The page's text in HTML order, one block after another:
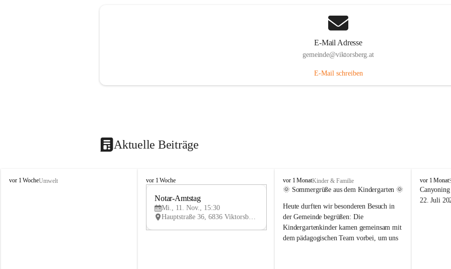
E-Mail Adresse
gemeinde@viktorsberg.at
E-Mail schreiben
Aktuelle Beiträge
V
vor 1 WocheUmwelt
V
vor 1 Woche
V
Notar-Amtstag
Mi., 11. Nov., 15:30
Hauptstraße 36, 6836 Viktorsberg, AUT
V
i
t
o
r
s
vor 1 MonatKinder & Familie
🌞 Sommergrüße aus dem Kindergarten 🌞
Heute durften wir besonderen Besuch in
der Gemeinde begrüßen: Die
Kindergartenkinder kamen gemeinsam mit
dem pädagogischen Team vorbei, um uns
V
i
k
vor 1 Monat
22. Juli